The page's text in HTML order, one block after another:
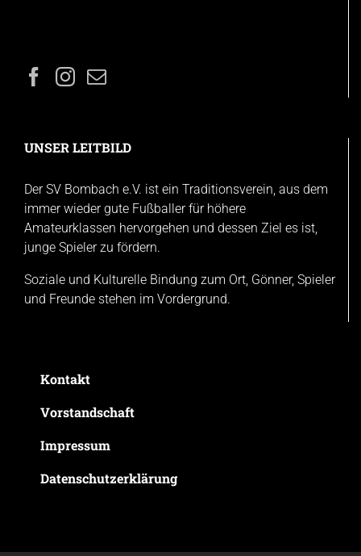
UNSER LEITBILD
Der SV Bombach e.V. ist ein Traditionsverein, aus dem
immer wieder gute Fußballer für höhere
Amateurklassen hervorgehen und dessen Ziel es ist,
junge Spieler zu fördern.
Soziale und Kulturelle Bindung zum Ort, Gönner, Spieler
und Freunde stehen im Vordergrund.
Kontakt
Vorstandschaft
Impressum
Datenschutzerklärung